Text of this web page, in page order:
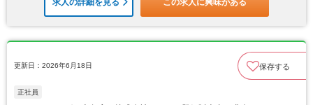
更新日：2026年6月18日 保存する
正社員